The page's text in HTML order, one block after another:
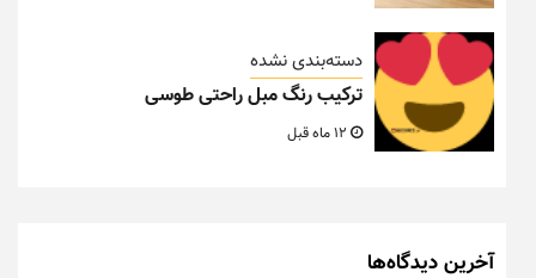
دسته‌بندی نشده
ترکیب رنگ مبل راحتی طوسی
آخرین دیدگاه‌ها